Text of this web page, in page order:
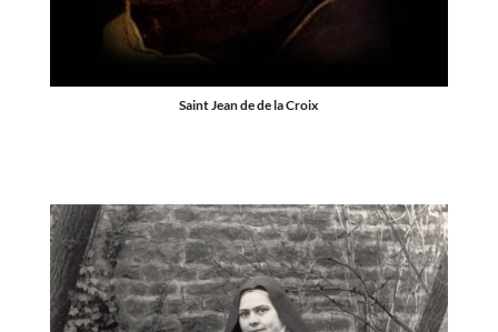
Saint Jean de de la Croix